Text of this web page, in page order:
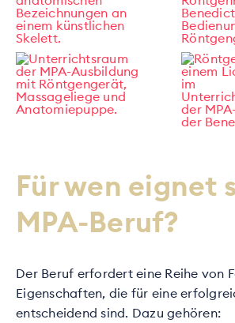
Für wen eignet
MPA-Beruf?
Der Beruf erfordert eine Reihe von
Eigenschaften, die für eine
entscheidend sind. Dazu gehören: